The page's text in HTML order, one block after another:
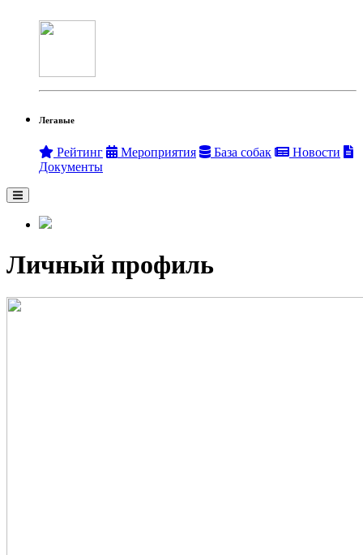
Легавые
Рейтинг Мероприятия База собак
Новости
Документы
Личный профиль